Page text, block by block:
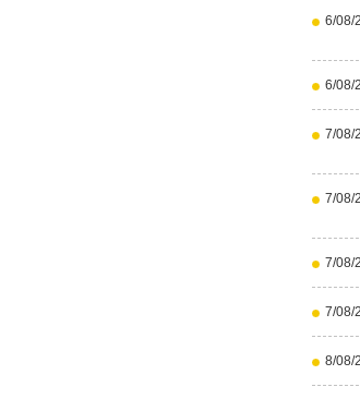
6/08/
6/08/
7/08/
7/08/
7/08/
7/08/
8/08/